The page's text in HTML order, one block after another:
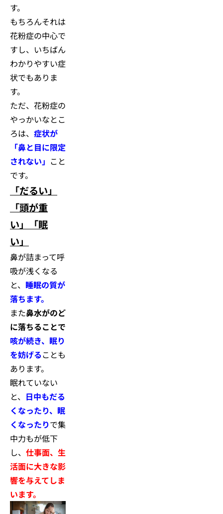
す。
もちろんそれは
花粉症の中心で
すし、いちばん
わかりやすい症
状でもありま
す。
ただ、花粉症の
やっかいなとこ
ろは、 症状が
「鼻と目に限定
されない」 こと
です。
「だるい」
「頭が重
い」「眠
い」
鼻が詰まって呼
吸が浅くなる
と、 睡眠の質が
落ちます。
また鼻水がのど
に落ちることで
咳が続き、眠り
を妨げることも
あります。
眠れていない
と、 日中もだる
くなったり、眠
くなったりで集
中力もが低下
し、 仕事面、生
活面に大きな影
響を与えてしま
います。